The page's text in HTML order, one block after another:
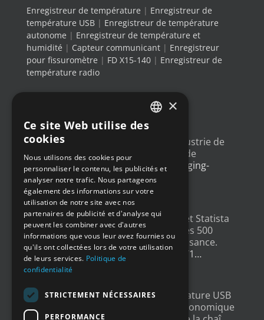
Enregistreur de température | Enregistreur de
température USB | Enregistreur de température
autonome | Enregistreur de température et
humidité | Capteur communicant | Enregistreur
pour fissuromètre | FD X15-140 | Enregistreur de
température radio
Un article sur l'
dans l'industrie de
l'emballage, avec un exemple de
déploiement @Newsteo packaging-
gateway.com/features/how-i…
4 ans ago
Un grand merci à@LesEchos
et Statista
qui ont classé Newsteo dans les 500
Champions français de la croissance.
Un…twitter.com/i/web/status/1…
4 ans ago
New : Enregistreur de Température USB
Tempmate S2. Une solution économique
GERMAN
SPANISH
×
Ce site Web utilise des
cookies
Nous utilisons des cookies pour
personnaliser le contenu, les publicités et
analyser notre trafic. Nous partageons
également des informations sur votre
utilisation de notre site avec nos
partenaires de publicité et d'analyse qui
peuvent les combiner avec d'autres
informations que vous leur avez fournies ou
qu'ils ont collectées lors de votre utilisation
de leurs services. Politique de
confidentialité
STRICTEMENT NÉCESSAIRES
PERFORMANCE